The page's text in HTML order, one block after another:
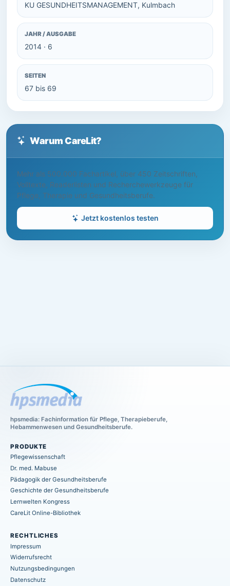
KU GESUNDHEITSMANAGEMENT, Kulmbach
JAHR / AUSGABE
2014 · 6
SEITEN
67 bis 69
Warum CareLit?
Mehr als 500.000 Fachartikel, über 450 Zeitschriften,
Volltexte, Readerlisten und Recherchewerkzeuge für
Pflege, Therapie und Gesundheitsberufe.
Jetzt kostenlos testen
hpsmedia: Fachinformation für Pflege, Therapieberufe,
Hebammenwesen und Gesundheitsberufe.
PRODUKTE
Pflegewissenschaft
Dr. med. Mabuse
Pädagogik der Gesundheitsberufe
Geschichte der Gesundheitsberufe
Lernwelten Kongress
CareLit Online-Bibliothek
RECHTLICHES
Impressum
Widerrufsrecht
Nutzungsbedingungen
Datenschutz